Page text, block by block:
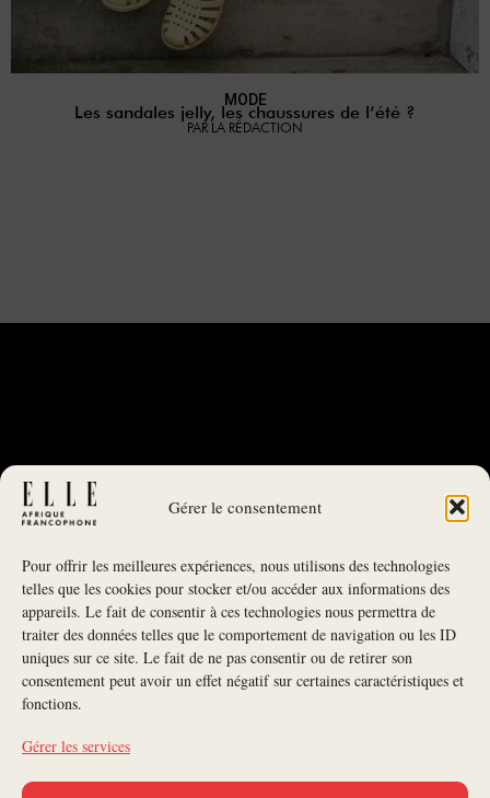
Gérer le consentement
Pour offrir les meilleures expériences, nous utilisons des technologies
telles que les cookies pour stocker et/ou accéder aux informations des
appareils. Le fait de consentir à ces technologies nous permettra de
traiter des données telles que le comportement de navigation ou les ID
uniques sur ce site. Le fait de ne pas consentir ou de retirer son
consentement peut avoir un effet négatif sur certaines caractéristiques et
fonctions.
Gérer les services
MODE
Les sandales jelly, les chaussures de l’été ?
PAR LA RÉDACTION
NEWSLETTER